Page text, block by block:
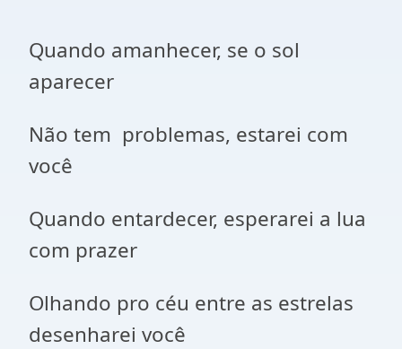
Quando amanhecer, se o sol
aparecer
Não tem problemas, estarei com
você
Quando entardecer, esperarei a lua
com prazer
Olhando pro céu entre as estrelas
desenharei você